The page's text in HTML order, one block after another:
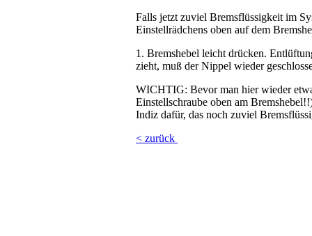
Falls jetzt zuviel Bremsflüssigkeit im
Einstellrädchens oben auf dem
1. Bremshebel leicht drücken.
zieht, muß der Nippel wieder
WICHTIG: Bevor man hier wieder
Einstellschraube oben am
Indiz dafür, das noch zuviel
< zurück